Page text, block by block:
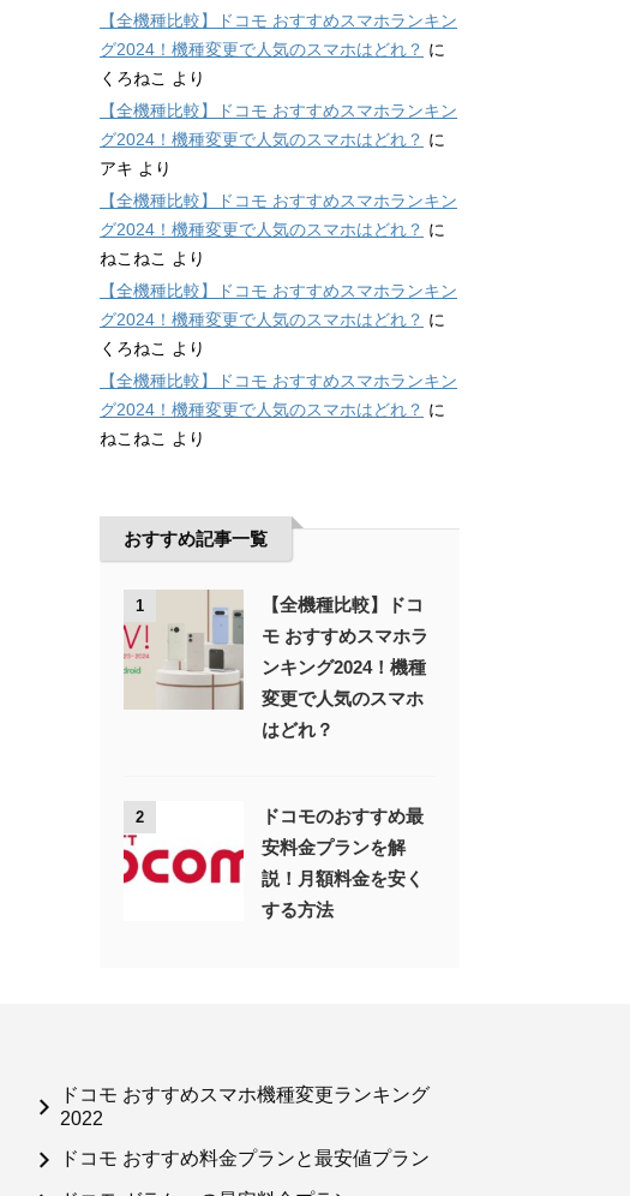
【全機種比較】ドコモ おすすめスマホランキン
グ2024！機種変更で人気のスマホはどれ？ に
くろねこ
より
【全機種比較】ドコモ おすすめスマホランキン
グ2024！機種変更で人気のスマホはどれ？ に
アキ より
【全機種比較】ドコモ おすすめスマホランキン
グ2024！機種変更で人気のスマホはどれ？ に
ねこねこ
より
【全機種比較】ドコモ おすすめスマホランキン
グ2024！機種変更で人気のスマホはどれ？ に
くろねこ
より
【全機種比較】ドコモ おすすめスマホランキン
グ2024！機種変更で人気のスマホはどれ？ に
ねこねこ
より
おすすめ記事一覧
1
【全機種比較】ドコ
モ おすすめスマホラ
ンキング2024！機種
変更で人気のスマホ
はどれ？
2
ドコモのおすすめ最
安料金プランを解
説！月額料金を安く
する方法
ドコモ おすすめスマホ機種変更ランキング
2022
ドコモ おすすめ料金プランと最安値プラン